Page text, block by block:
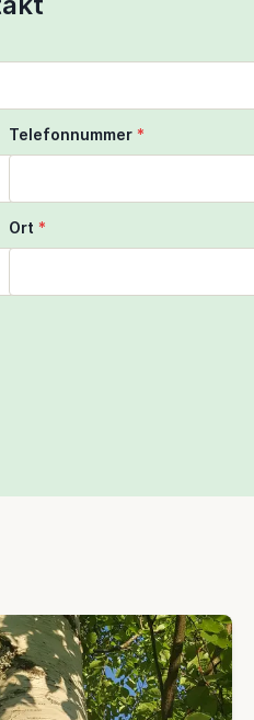
Telefonnummer *
Ort *